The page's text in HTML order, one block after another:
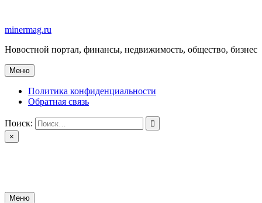
содержимому
minermag.ru
Новостной портал, финансы, недвижимость, общество, бизнес
Меню
Политика конфиденциальности
Обратная связь
Поиск:
×
Меню